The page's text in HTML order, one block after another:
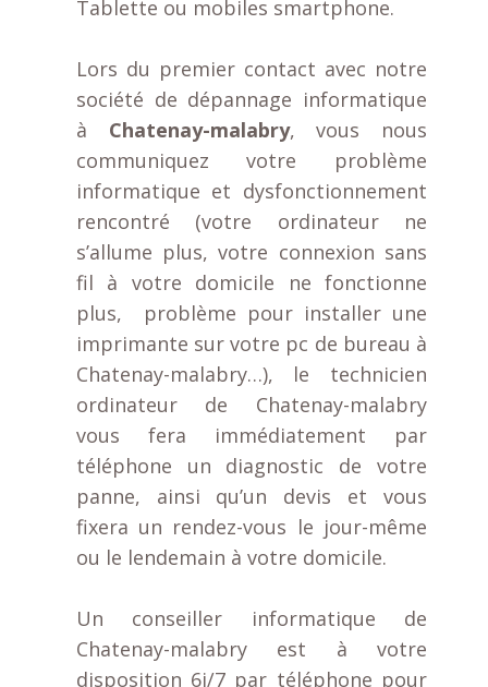
Tablette ou mobiles smartphone.
Lors du premier contact avec notre
société de dépannage informatique
à Chatenay-malabry, vous nous
communiquez votre problème
informatique et dysfonctionnement
rencontré (votre ordinateur ne
s’allume plus, votre connexion sans
fil à votre domicile ne fonctionne
plus, problème pour installer une
imprimante sur votre pc de bureau à
Chatenay-malabry…), le technicien
ordinateur de Chatenay-malabry
vous fera immédiatement par
téléphone un diagnostic de votre
panne, ainsi qu’un devis et vous
fixera un rendez-vous le jour-même
ou le lendemain à votre domicile.
Un conseiller informatique de
Chatenay-malabryest à votre
disposition 6j/7 par téléphone pour